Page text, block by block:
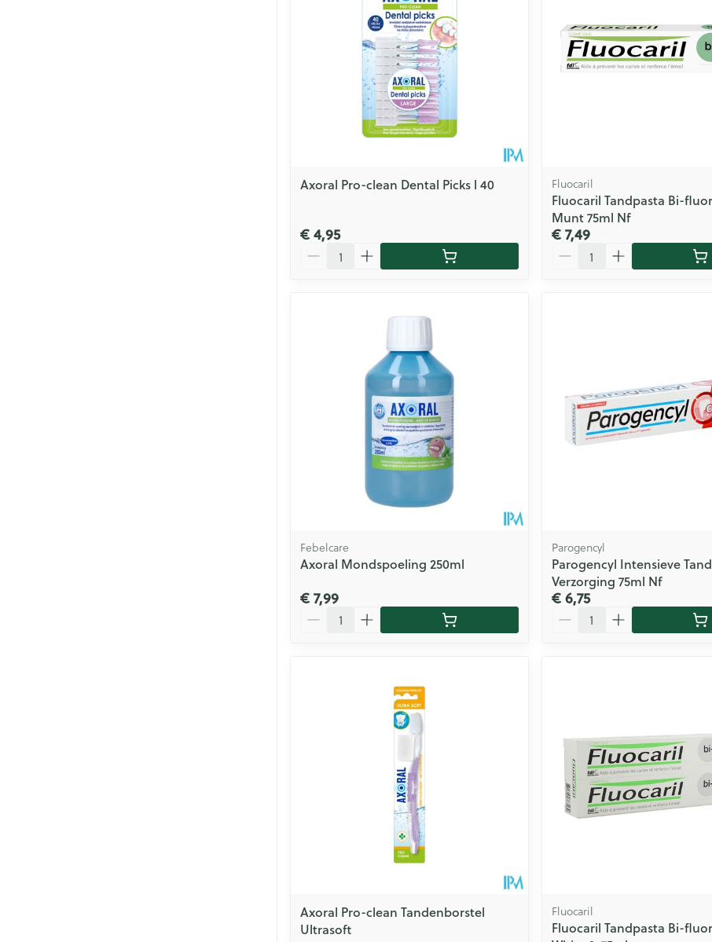
Axoral Pro-clean Dental Picks l 40
€ 4,95
Fluocaril
Fluocaril Tandpasta Bi-
Munt 75ml Nf
€ 7,49
Febelcare
Axoral Mondspoeling 250ml
€ 7,99
Parogencyl
Parogencyl Intensieve
Verzorging 75ml Nf
€ 6,75
Axoral Pro-clean Tandenborstel
Ultrasoft
Fluocaril
Fluocaril Tandpasta Bi-